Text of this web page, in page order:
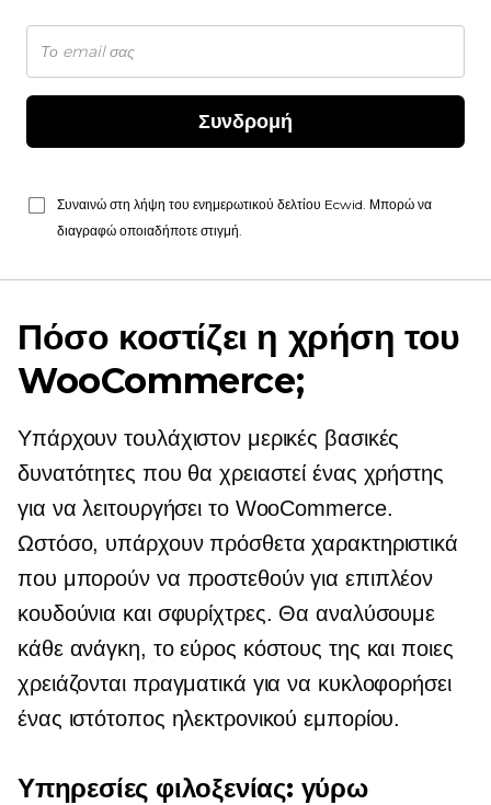
Συνδρομή
Συναινώ στη λήψη του ενημερωτικού δελτίου Ecwid. Μπορώ να
διαγραφώ οποιαδήποτε στιγμή.
Πόσο κοστίζει η χρήση του
WooCommerce;
Υπάρχουν τουλάχιστον μερικές βασικές
δυνατότητες που θα χρειαστεί ένας χρήστης
για να λειτουργήσει το WooCommerce.
Ωστόσο, υπάρχουν πρόσθετα χαρακτηριστικά
που μπορούν να προστεθούν για επιπλέον
κουδούνια και σφυρίχτρες. Θα αναλύσουμε
κάθε ανάγκη, το εύρος κόστους της και ποιες
χρειάζονται πραγματικά για να κυκλοφορήσει
ένας ιστότοπος ηλεκτρονικού εμπορίου.
Υπηρεσίες φιλοξενίας: γύρω